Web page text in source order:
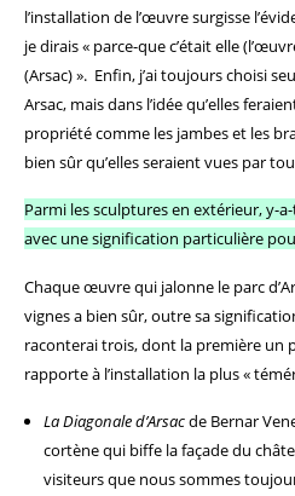
l’installation de l’œuvre surgisse
je dirais « parce-que c’était elle
(Arsac) ». Enfin, j’ai toujours choisi
Arsac, mais dans l’idée qu’elles
propriété comme les jambes et les
bien sûr qu’elles seraient vues par
Parmi les sculptures en extérieur, y-
avec une signification particulière
Chaque œuvre qui jalonne le parc
vignes a bien sûr, outre sa
raconterai trois, dont la première un
rapporte à l’installation la plus «
La Diagonale d’Arsacde Bernar
cortène qui biffe la façade du
visiteurs que nous sommes